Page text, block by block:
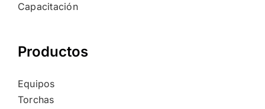
Capacitación
Productos
Equipos
Torchas